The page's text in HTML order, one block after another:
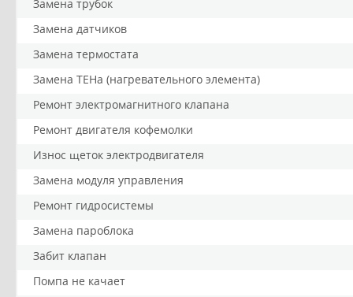
Замена трубок
Замена датчиков
Замена термостата
Замена ТЕНа (нагревательного элемента)
Ремонт электромагнитного клапана
Ремонт двигателя кофемолки
Износ щеток электродвигателя
Замена модуля управления
Ремонт гидросистемы
Замена пароблока
Забит клапан
Помпа не качает